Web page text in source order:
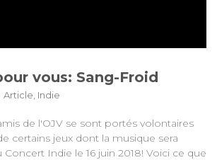
vous: Sang-Froid
Article Indie
de l'OJV se sont portés volontaires
certains jeux dont la musique sera
Indie le 16 juin 2018! Voici ce que